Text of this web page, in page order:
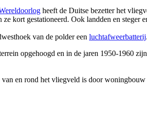
heeft de Duitse bezetter het
kort gestationeerd. Ook landden en steger
van de polder een luchtafweerbatterij.
opgehoogd en in de jaren 1950-1960
en rond het vliegveld is door